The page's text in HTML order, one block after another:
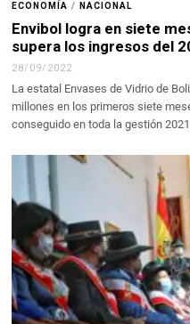
ECONOMÍA / NACIONAL
Envibol logra en siete
supera los ingresos del
28/09/2022
La estatal Envases de Vidrio de
millones en los primeros siete
conseguido en toda la gestión